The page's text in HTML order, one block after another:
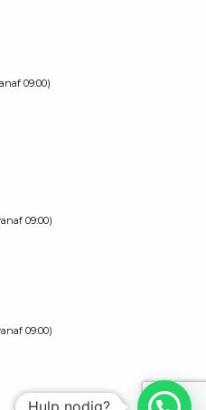
09:00)
09:00)
09:00)
Hulp nodig?